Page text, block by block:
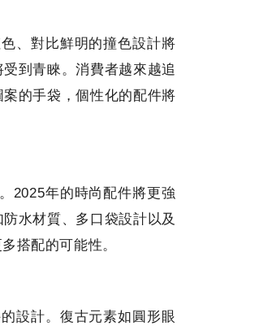
、對比鮮明的撞色設計將
到青睞。消費者越來越追
的手袋，個性化的配件將
2025年的時尚配件將更強
水材質、多口袋設計以及
搭配的可能性。
設計。復古元素如圓形眼